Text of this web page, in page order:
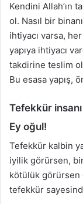
Kendini Allah’ın
ol. Nasıl bir
ihtiyacı varsa,
yapıya ihtiyacı
takdirine teslim
Bu esasa yapış,
Tefekkür
Ey oğul!
Tefekkür kalbin
iyilik görürsen,
kötülük görürsen
tefekkür